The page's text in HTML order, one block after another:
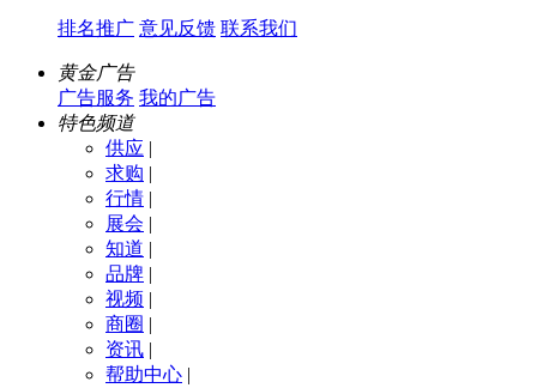
排名推广 意见反馈 联系我们
黄金广告
广告服务 我的广告
特色频道
供应 |
求购 |
行情 |
展会 |
知道 |
品牌 |
视频 |
商圈 |
资讯 |
帮助中心 |